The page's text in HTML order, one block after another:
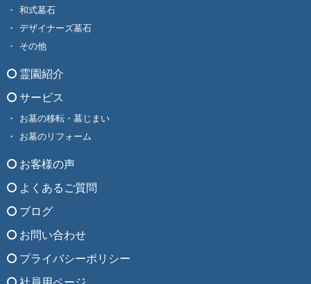
和式墓石
デザイナーズ墓石
その他
霊園紹介
サービス
お墓の移転・墓じまい
お墓のリフォーム
お客様の声
よくあるご質問
ブログ
お問い合わせ
プライバシーポリシー